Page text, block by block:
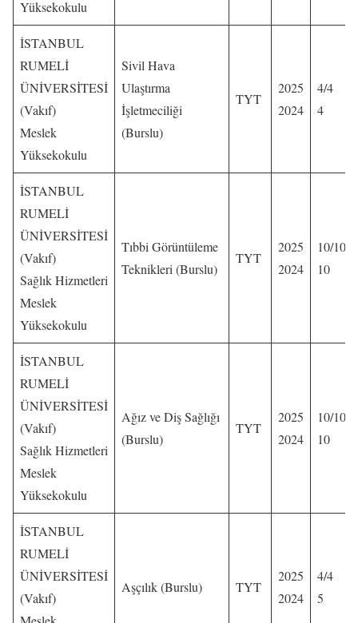
Yüksekokulu
İSTANBUL
RUMELİ
ÜNİVERSİTESİ
(Vakıf)
Meslek
Yüksekokulu
Sivil Hava
Ulaştırma
İşletmeciliği
(Burslu)
TYT
2025
2024
4/4
4
İSTANBUL
RUMELİ
ÜNİVERSİTESİ
(Vakıf)
Sağlık Hizmetleri
Meslek
Yüksekokulu
Tıbbi Görüntüleme
Teknikleri (Burslu)
TYT
2025
2024
10/10
10
İSTANBUL
RUMELİ
ÜNİVERSİTESİ
(Vakıf)
Sağlık Hizmetleri
Meslek
Yüksekokulu
Ağız ve Diş Sağlığı
(Burslu)
TYT
2025
2024
10/10
10
İSTANBUL
RUMELİ
ÜNİVERSİTESİ
(Vakıf)
Aşçılık (Burslu) TYT
2025
2024
4/4
5